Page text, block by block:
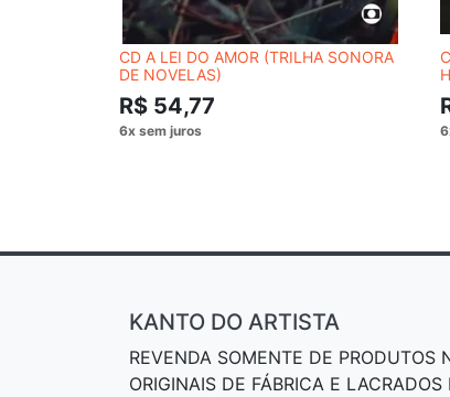
CD A LEI DO AMOR (TRILHA SONORA
DE NOVELAS)
R$ 54,77
KANTO DO ARTISTA
REVENDA SOMENTE DE PRODUTOS
ORIGINAIS DE FÁBRICA E